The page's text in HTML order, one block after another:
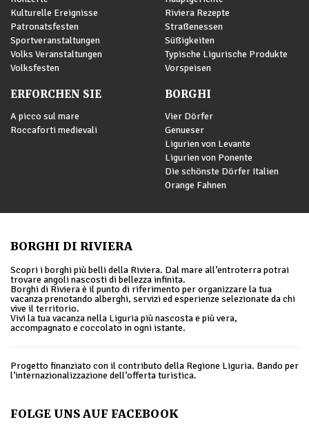
Kulturelle Ereignisse
Patronatsfesten
Sportveranstaltungen
Volks Veranstaltungen
Volksfesten
Riviera Rezepte
Straßenessen
Süßigkeiten
Typische Ligurische Produkte
Vorspeisen
ERFORCHEN SIE
A picco sul mare
Roccaforti medievali
BORGHI
Vier Dörfer
Genueser
Ligurien von Levante
Ligurien von Ponente
Die schönste Dörfer Italien
Orange Fahnen
BORGHI DI RIVIERA
Scopri i borghi più belli della Riviera. Dal mare all’entroterra potrai
trovare angoli nascosti di bellezza infinita.
Borghi di Riviera è il punto di riferimento per organizzare la tua
vacanza prenotando alberghi, servizi ed esperienze selezionate da chi
vive il territorio.
Vivi la tua vacanza nella Liguria più nascosta e più vera,
accompagnato e coccolato in ogni istante.
Progetto finanziato con il contributo della Regione Liguria. Bando per
l’internazionalizzazione dell’offerta turistica.
FOLGE UNS AUF FACEBOOK